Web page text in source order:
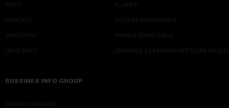
VIDEO
PODCAST
ODRŽIVOST
LEPŠI ŽIVOT
KLIJENTI
POLITIKA PRIVATNOSTI
PRAVILA KORIŠĆENJA
SMERNICE ZA PRIMENU VEŠTAČKE
BUSSINES INFO GROUP
ONLINE EDUKACIJE